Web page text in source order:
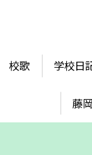
校歌 学校日
藤